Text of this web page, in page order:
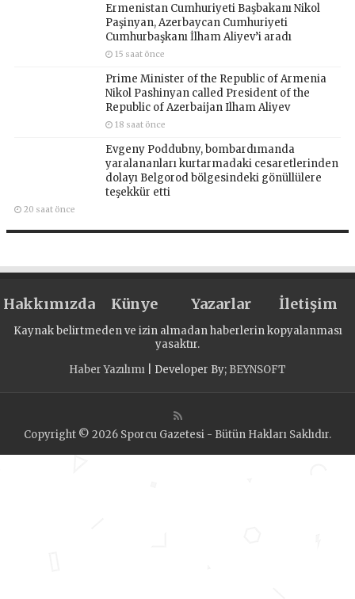
Ermenistan Cumhuriyeti Başbakanı Nikol
Paşinyan, Azerbaycan Cumhuriyeti
Cumhurbaşkanı İlham Aliyev’i aradı
15 saat önce
Prime Minister of the Republic of Armenia
Nikol Pashinyan called President of the
Republic of Azerbaijan Ilham Aliyev
18 saat önce
Evgeny Poddubny, bombardımanda
yaralananları kurtarmadaki cesaretlerinden
dolayı Belgorod bölgesindeki gönüllülere
teşekkür etti
20 saat önce
Hakkımızda Künye Yazarlar İletişim
Kaynak belirtmeden ve izin almadan haberlerin kopyalanması
yasaktır.
Haber Yazılımı | Developer By; BEYNSOFT
Copyright © 2026 Sporcu Gazetesi - Bütün Hakları Saklıdır.